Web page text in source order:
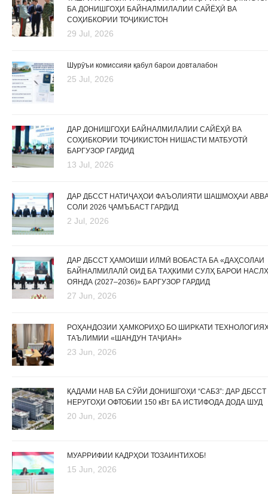
БА ДОНИШГОҲИ БАЙНАЛМИЛАЛИИ САЙЁҲӢ ВА
СОҲИБКОРИИ ТОҶИКИСТОН
29 Jul, 2026
Шурӯъи комиссияи қабул барои довталабон
25 Jul, 2026
ДАР ДОНИШГОҲИ БАЙНАЛМИЛАЛИИ САЙЁҲӢ ВА
СОҲИБКОРИИ ТОҶИКИСТОН НИШАСТИ МАТБУОТӢ
БАРГУЗОР ГАРДИД
13 Jul, 2026
ДАР ДБССТ НАТИҶАҲОИ ФАЪОЛИЯТИ ШАШМОҲАИ
СОЛИ 2026 ҶАМЪБАСТ ГАРДИД
2 Jul, 2026
ДАР ДБССТ ҲАМОИШИ ИЛМӢ ВОБАСТА БА «ДАҲСОЛАИ
БАЙНАЛМИЛАЛӢ ОИД БА ТАҲКИМИ СУЛҲ БАРОИ
ОЯНДА (2027–2036)» БАРГУЗОР ГАРДИД
27 Jun, 2026
РОҲАНДОЗИИ ҲАМКОРИҲО БО ШИРКАТИ
ТАЪЛИМИИ «ШАНДУН ТАҶИАН»
23 Jun, 2026
ҚАДАМИ НАВ БА СӮЙИ ДОНИШГОҲИ “САБЗ”: ДАР ДБССТ
НЕРУГОҲИ ОФТОБИИ 150 кВт БА ИСТИФОДА ДОДА ШУД
20 Jun, 2026
МУАРРИФИИ КАДРҲОИ ТОЗАИНТИХОБ!
15 Jun, 2026